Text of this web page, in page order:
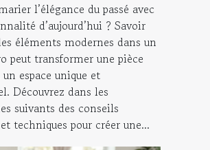
l’élégance du passé avec
d’aujourd’hui ? Savoir
éléments modernes dans un
peut transformer une pièce
espace unique et
Découvrez dans les
suivants des conseils
techniques pour créer une...